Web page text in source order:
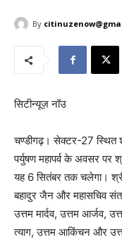
By
सिटीन्यूज़ नॉउ
चण्डीगढ़। सेक्टर-27 स्थित
पर्युषण महापर्व के अवसर पर
यह 6 सितंबर तक चलेगा।
बहादुर जैन और महासचिव संत
उत्तम मार्दव, उत्तम आर्जव,
त्याग, उत्तम आकिंचन और